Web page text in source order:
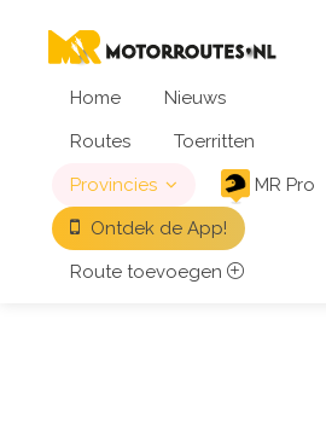
Home
Nieuws
Routes
Toerritten
Provincies
MR Pro
Ontdek de App!
Route toevoegen